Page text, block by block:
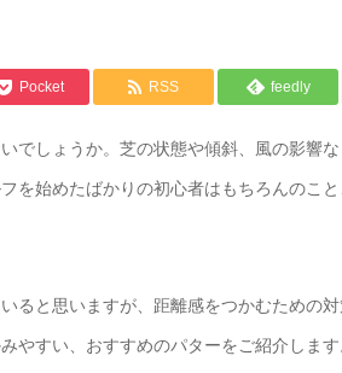
Pocket RSS feedly
でしょうか。芝の状態や傾斜、風の影響
を始めたばかりの初心者はもちろんのこ
ると思いますが、距離感をつかむための
やすい、おすすめのパターをご紹介しま